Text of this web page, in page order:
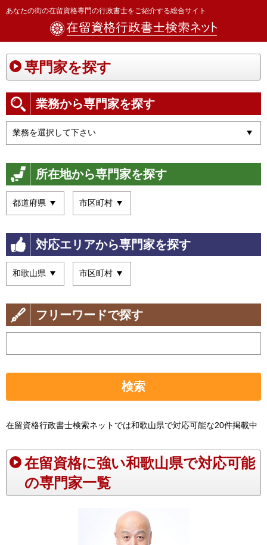
あなたの街の在留資格専門の行政書士をご紹介する総合サイト
専門家を探す
業務から専門家を探す
所在地から専門家を探す
対応エリアから専門家を探す
フリーワードで探す
検索
在留資格行政書士検索ネットでは和歌山県で対応可能な20件掲載中
在留資格に強い和歌山県で対応可能
の専門家一覧